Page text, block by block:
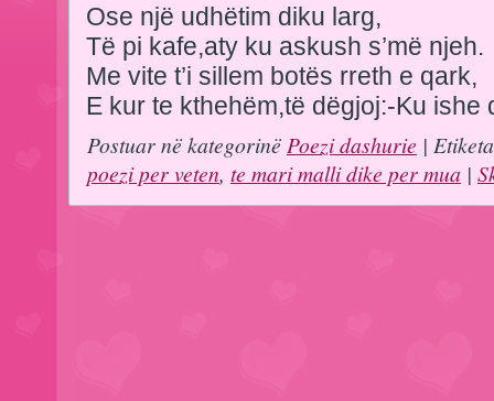
Ose një udhëtim diku larg,
Të pi kafe,aty ku askush s’më njeh.
Me vite t’i sillem botës rreth e qark,
E kur te kthehëm,të dëgjoj:-Ku ishe
Postuar në kategorinë Poezi dashurie |
poezi per veten, te mari malli dike per mua |